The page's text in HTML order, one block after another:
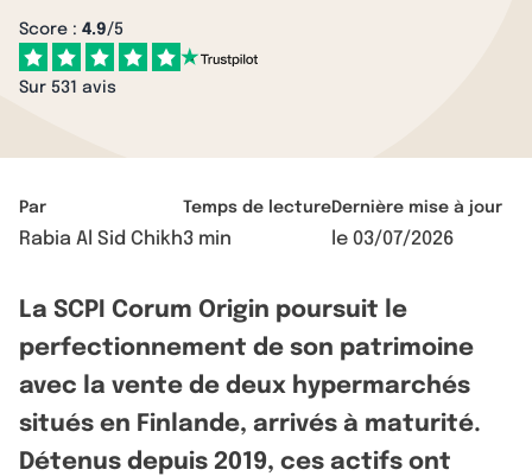
Score : 4.9/5
Sur 531 avis
Par
Rabia Al Sid Chikh
Temps de lecture
3 min
Dernière mise à jour
le 03/07/2026
La SCPI Corum Origin poursuit le
perfectionnement de son patrimoine
avec la vente de deux hypermarchés
situés en Finlande, arrivés à maturité.
Détenus depuis 2019, ces actifs ont